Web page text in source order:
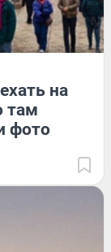
на
там
фото